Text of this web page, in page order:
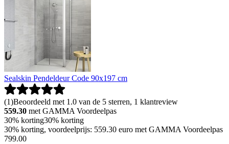
Sealskin Pendeldeur Code 90x197 cm
(1)Beoordeeld met 1.0 van de 5 sterren, 1 klantreview
559.30 met GAMMA Voordeelpas
30% korting30% korting
30% korting, voordeelprijs: 559.30 euro met GAMMA Voordeelpas
799.00